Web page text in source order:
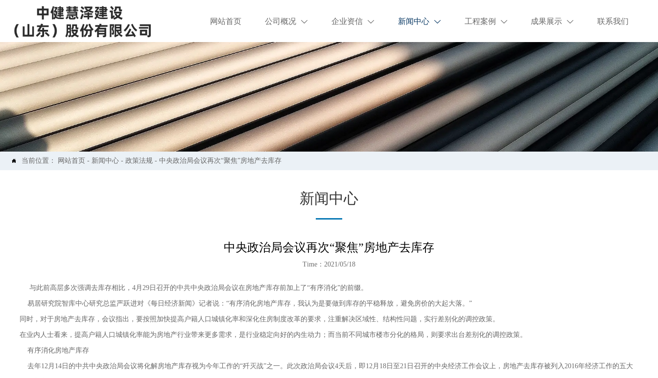
网站首页 公司概况  企业资信  新闻中心  工程案例  成果展示  联系我们
 当前位置： 网站首页 - 新闻中心 -政策法规 -中央政治局会议再次“聚焦”房地产去库存
新闻中心
中央政治局会议再次“聚焦”房地产去库存
Time：2021/05/18
与此前高层多次强调去库存相比， 4月 29日召开的中共中央政治局会议在房地产库存前加上了“有序消化”的前缀。
易居研究院智库中心研究总监严跃进对《每日经济新闻》记者说：“有序消化房地产库存，我认为是要做到库存的平稳释放，避免房价的大起大落。”
同时，对于房地产去库存，会议指出，要按照加快提高户籍人口城镇化率和深化住房制度改革的要求，注重解决区域性、结构性问题，实行差别化的调控政策。
在业内人士看来，提高户籍人口城镇化率能为房地产行业带来更多需求，是行业稳定向好的内生动力；而当前不同城市楼市分化的格局，则要求出台差别化的调控政策。
有序消化房地产库存
去年12月14日的中共中央政治局会议将化解房地产库存视为今年工作的“歼灭战”之一。此次政治局会议4天后，即12月18日至21日召开的中央经济工作会议上，房地产去库存被列入2016年经济工作的五大